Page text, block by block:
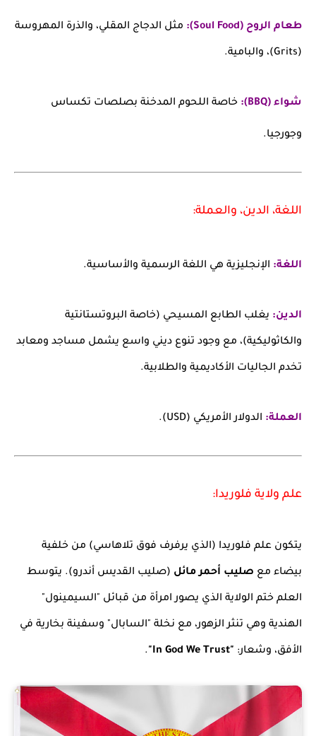
طعام الروح (Soul Food): مثل الدجاج المقلي، والذرة المهروسة
(Grits)، والبامية.
شواء (BBQ): خاصة اللحوم المدخنة بصلصات تكساس
وجورجيا.
اللغة، الدين، والعملة:
اللغة: الإنجليزية هي اللغة الرسمية والأساسية.
الدين: يغلب الطابع المسيحي (خاصة البروتستانتية
والكاثوليكية)، مع وجود تنوع ديني واسع يشمل مساجد ومعابد
تخدم الجاليات الأكاديمية والطلابية.
العملة: الدولار الأمريكي (USD).
علم ولاية فلوريدا:
يتكون علم فلوريدا (الذي يرفرف فوق تلاهاسي) من خلفية
بيضاء مع صليب أحمر مائل (صليب القديس أندرو). يتوسط
العلم ختم الولاية الذي يصور امرأة من قبائل "السيمينول"
الهندية وهي تنثر الزهور، مع نخلة "السابال" وسفينة بخارية في
الأفق، وشعار: "In God We Trust"
.